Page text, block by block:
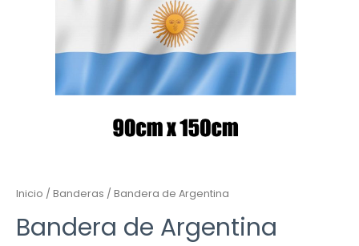
Inicio / Banderas / Bandera de Argentina
Bandera de Argentina